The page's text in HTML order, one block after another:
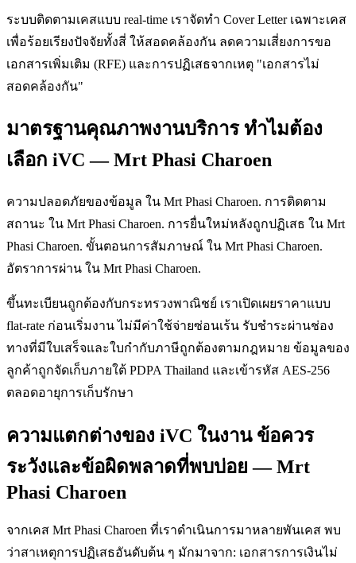
ระบบติดตามเคสแบบ real-time เราจัดทำ Cover Letter เฉพาะเคส
เพื่อร้อยเรียงปัจจัยทั้งสี่ ให้สอดคล้องกัน ลดความเสี่ยงการขอ
เอกสารเพิ่มเติม (RFE) และการปฏิเสธจากเหตุ "เอกสารไม่
สอดคล้องกัน"
มาตรฐานคุณภาพงานบริการ ทำไมต้อง
เลือก iVC — Mrt Phasi Charoen
ความปลอดภัยของข้อมูล ใน Mrt Phasi Charoen. การติดตาม
สถานะ ใน Mrt Phasi Charoen. การยื่นใหม่หลังถูกปฏิเสธ ใน Mrt
Phasi Charoen. ขั้นตอนการสัมภาษณ์ ใน Mrt Phasi Charoen.
อัตราการผ่าน ใน Mrt Phasi Charoen.
ขึ้นทะเบียนถูกต้องกับกระทรวงพาณิชย์ เราเปิดเผยราคาแบบ
flat-rate ก่อนเริ่มงาน ไม่มีค่าใช้จ่ายซ่อนเร้น รับชำระผ่านช่อง
ทางที่มีใบเสร็จและใบกำกับภาษีถูกต้องตามกฎหมาย ข้อมูลของ
ลูกค้าถูกจัดเก็บภายใต้ PDPA Thailand และเข้ารหัส AES-256
ตลอดอายุการเก็บรักษา
ความแตกต่างของ iVC ในงาน ข้อควร
ระวังและข้อผิดพลาดที่พบบ่อย — Mrt
Phasi Charoen
จากเคส Mrt Phasi Charoen ที่เราดำเนินการมาหลายพันเคส พบ
ว่าสาเหตุการปฏิเสธอันดับต้น ๆ มักมาจาก: เอกสารการเงินไม่